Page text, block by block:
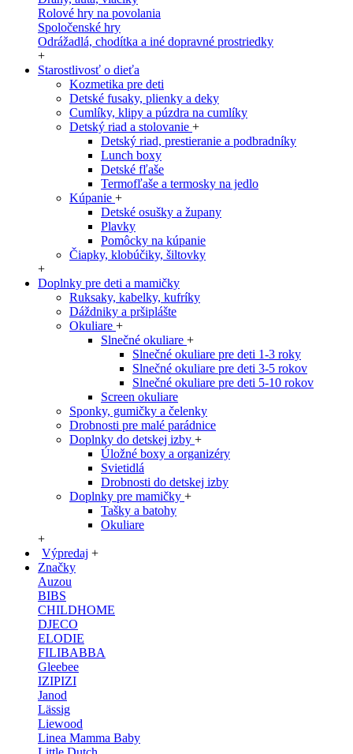
Rolové hry na povolania
Spoločenské hry
Odrážadlá, chodítka a iné dopravné prostriedky
+
Starostlivosť o dieťa
Kozmetika pre deti
Detské fusaky, plienky a deky
Cumlíky, klipy a púzdra na cumlíky
Detský riad a stolovanie +
Detský riad, prestieranie a podbradníky
Lunch boxy
Detské fľaše
Termofľaše a termosky na jedlo
Kúpanie +
Detské osušky a župany
Plavky
Pomôcky na kúpanie
Čiapky, klobúčiky, šiltovky
+
Doplnky pre deti a mamičky
Ruksaky, kabelky, kufríky
Dáždniky a pršiplášte
Okuliare +
Slnečné okuliare +
Slnečné okuliare pre deti 1-3 roky
Slnečné okuliare pre deti 3-5 rokov
Slnečné okuliare pre deti 5-10 rokov
Screen okuliare
Sponky, gumičky a čelenky
Drobnosti pre malé parádnice
Doplnky do detskej izby +
Úložné boxy a organizéry
Svietidlá
Drobnosti do detskej izby
Doplnky pre mamičky +
Tašky a batohy
Okuliare
+
Výpredaj +
Značky
Auzou
BIBS
CHILDHOME
DJECO
ELODIE
FILIBABBA
Gleebee
IZIPIZI
Janod
Lässig
Liewood
Linea Mamma Baby